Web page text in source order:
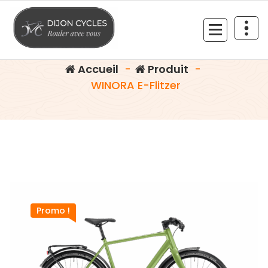
contenuWINORA E-Flitzer
Accueil - Produit -
WINORA E-Flitzer
Promo !